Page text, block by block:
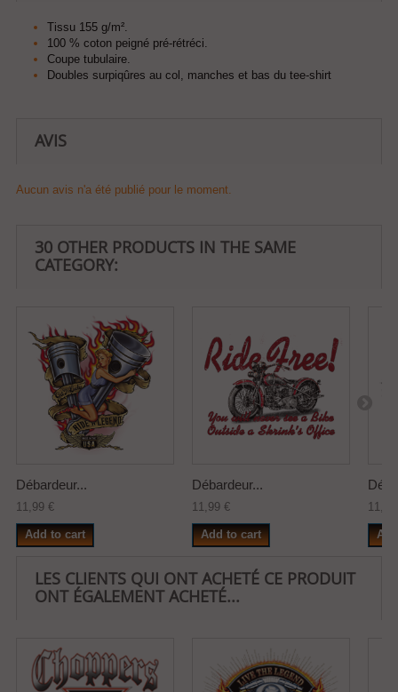
Tissu 155 g/m².
100 % coton peigné pré-rétréci.
Coupe tubulaire.
Doubles surpiqûres au col, manches et bas du tee-shirt
AVIS
Aucun avis n'a été publié pour le moment.
30 OTHER PRODUCTS IN THE SAME
CATEGORY:
Débardeur...
11,99 €
Add to cart
Débardeur...
11,99 €
Add to cart
LES CLIENTS QUI ONT ACHETÉ CE PRODUIT
ONT ÉGALEMENT ACHETÉ...